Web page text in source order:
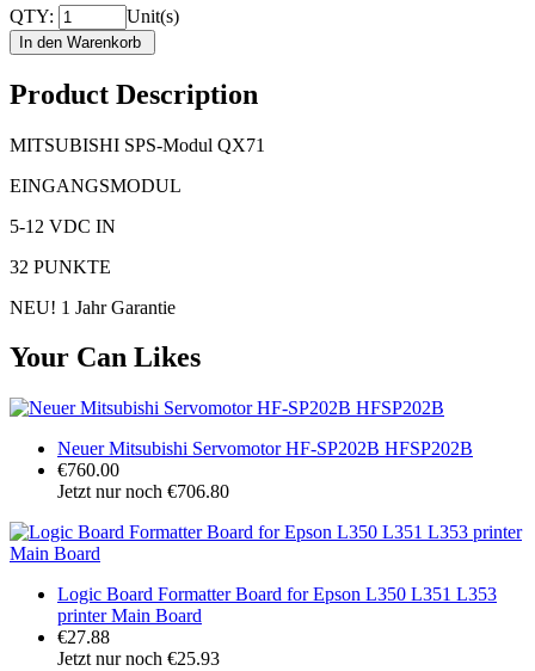
QTY: Unit(s)
Product Description
MITSUBISHI SPS-Modul QX71
EINGANGSMODUL
5-12 VDC IN
32 PUNKTE
NEU! 1 Jahr Garantie
Your Can Likes
Neuer Mitsubishi Servomotor HF-SP202B HFSP202B
€760.00
Jetzt nur noch €706.80
Logic Board Formatter Board for Epson L350 L351 L353
printer Main Board
€27.88
Jetzt nur noch €25.93